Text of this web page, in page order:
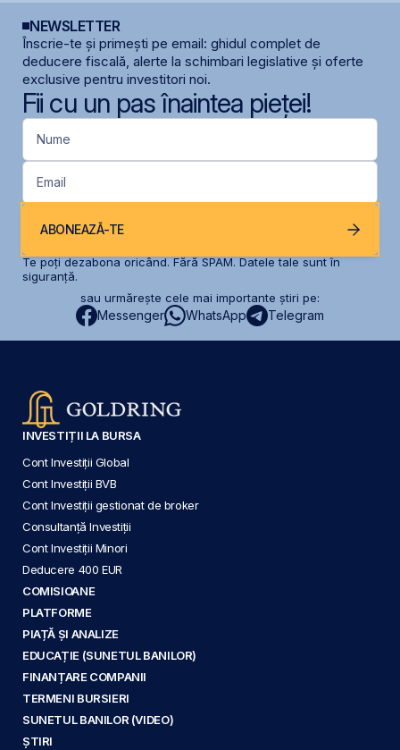
NEWSLETTER
Înscrie-te și primești pe email: ghidul complet de
deducere fiscală, alerte la schimbari legislative și oferte
exclusive pentru investitori noi.
Fii cu un pas înaintea pieței!
Nume
Email
ABONEAZĂ-TE
Te poți dezabona oricând. Fără SPAM. Datele tale sunt în
siguranță.
sau urmărește cele mai importante știri pe:
Messenger WhatsApp Telegram
INVESTIȚII LA BURSA
Cont Investiții Global
Cont Investiții BVB
Cont Investiții gestionat de broker
Consultanță Investiții
Cont Investiții Minori
Deducere 400 EUR
COMISIOANE
PLATFORME
PIAȚĂ ȘI ANALIZE
EDUCAȚIE (SUNETUL BANILOR)
FINANȚARE COMPANII
TERMENI BURSIERI
SUNETUL BANILOR (VIDEO)
ȘTIRI